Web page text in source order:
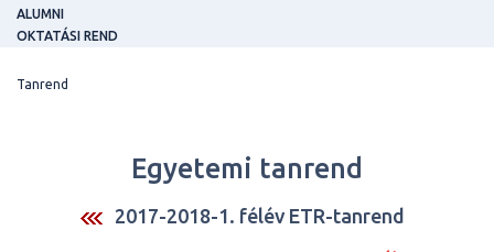
ALUMNI
OKTATÁSI REND
Tanrend
Egyetemi tanrend
2017-2018-1. félév ETR-tanrend